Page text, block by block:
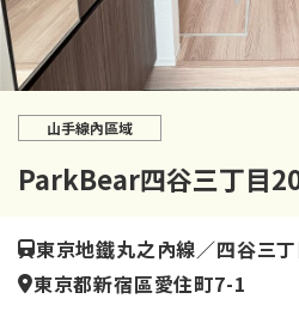
山手線內區域
ParkBear四谷三丁目
東京地鐵丸之內線／四谷三
東京都新宿區愛住町7-1